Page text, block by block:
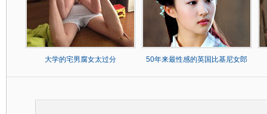
大学的宅男腐女太过分 50年来最性感的英国比基尼女郎